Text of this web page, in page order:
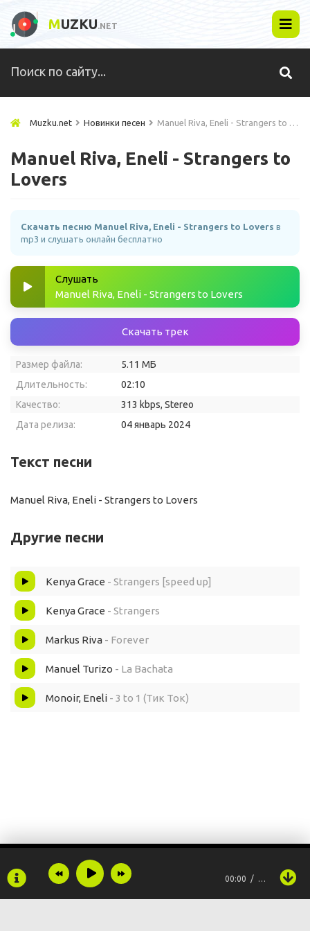
MUZKU.NET
Muzku.net Новинки песен Manuel Riva, Eneli - Strangers to Lovers
Manuel Riva, Eneli - Strangers to
Lovers
Скачать песню Manuel Riva, Eneli - Strangers to Lovers в
mp3 и слушать онлайн бесплатно
Слушать
Manuel Riva, Eneli - Strangers to Lovers
Скачать трек
Размер файла:
5.11 МБ
Длительность:
02:10
Качество:
313 kbps, Stereo
Дата релиза:
04 январь 2024
Текст песни
Manuel Riva, Eneli - Strangers to Lovers
Другие песни
Kenya Grace - Strangers [speed up]
Kenya Grace - Strangers
Markus Riva - Forever
Manuel Turizo - La Bachata
Monoir, Eneli - 3 to 1 (Тик Ток)
00:00